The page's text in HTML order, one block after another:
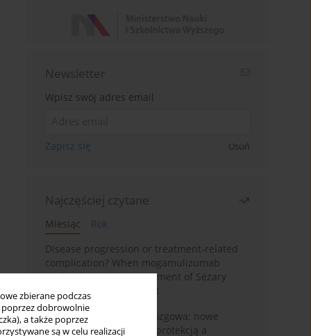
zbierane podczas
poprzez dobrowolnie
a także poprzez
są w celu realizacji
Newsletter
Wpisz swój adres email
Zapisz się Usuń
Najczęściej czytane
Miesiąc
Rok
Disease progression or treatment-related
complication? When mogamulizumab
misleads in the management of Sézary
syndrome: A case report
BPC-157 i oś jelitowo-mózgowa: nowe
powiązania między cytoprotekcją a